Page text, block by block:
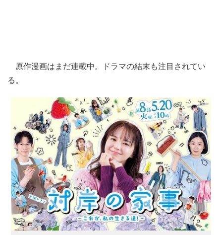
原作漫画はまだ連載中。ドラマの結末も注目されてい
る。